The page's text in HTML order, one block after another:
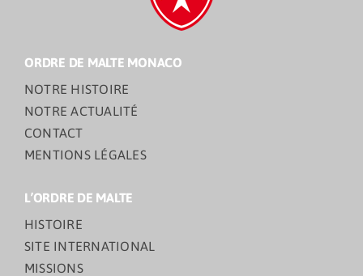
ORDRE DE MALTE MONACO
NOTRE HISTOIRE
NOTRE ACTUALITÉ
CONTACT
MENTIONS LÉGALES
L’ORDRE DE MALTE
HISTOIRE
SITE INTERNATIONAL
MISSIONS